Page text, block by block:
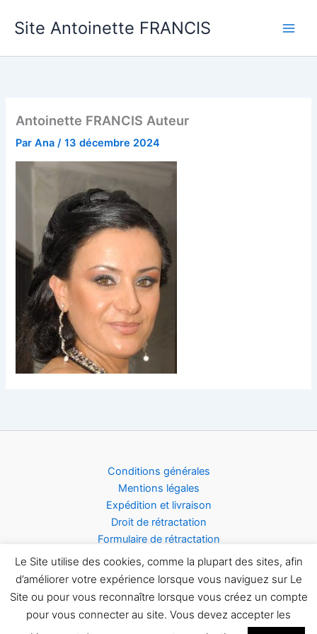
Site Antoinette FRANCIS
Antoinette FRANCIS Auteur
ParAna/13 décembre 2024
Conditions générales
Mentions légales
Expédition et livraison
Droit de rétractation
Formulaire de rétractation
Acceptation des cookies
Le Site utilise des cookies, comme la plupart des sites, afin
d’améliorer votre expérience lorsque vous naviguez sur Le
Site ou pour vous reconnaître lorsque vous créez un compte
pour vous connecter au site. Vous devez accepter les